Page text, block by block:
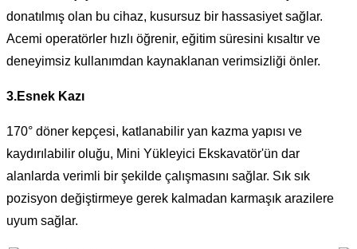
donatılmış olan bu cihaz, kusursuz bir hassasiyet sağlar.
Acemi operatörler hızlı öğrenir, eğitim süresini kısaltır ve
deneyimsiz kullanımdan kaynaklanan verimsizliği önler.
3.Esnek Kazı
170° döner kepçesi, katlanabilir yan kazma yapısı ve
kaydırılabilir oluğu, Mini Yükleyici Ekskavatör'ün dar
alanlarda verimli bir şekilde çalışmasını sağlar. Sık sık
pozisyon değiştirmeye gerek kalmadan karmaşık arazilere
uyum sağlar.